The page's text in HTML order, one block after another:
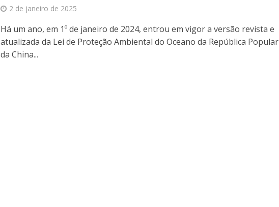
2 de janeiro de 2025
Há um ano, em 1º de janeiro de 2024, entrou em vigor a versão revista e
atualizada da Lei de Proteção Ambiental do Oceano da República Popular
da China...